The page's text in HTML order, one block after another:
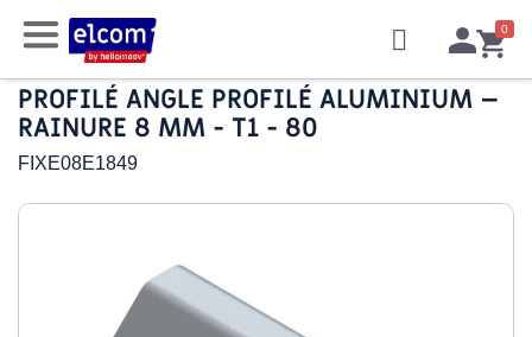
PROFILÉ ANGLE PROFILÉ ALUMINIUM –
RAINURE 8 MM - T1 - 80
FIXE08E1849